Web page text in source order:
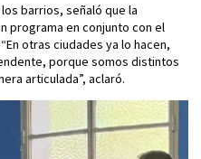
barrios, señaló que la
programa en conjunto con el
otras ciudades ya lo hacen,
porque somos distintos
articulada”, aclaró.